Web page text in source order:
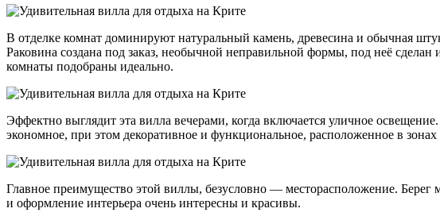
В отделке комнат доминируют натуральный камень, древесина и обычная
Раковина создана под заказ, необычной неправильной формы, под неё
комнаты подобраны идеально.
Эффектно выглядит эта вилла вечерами, когда включается уличное
экономное, при этом декоративное и функциональное, расположенное в
Главное преимущество этой виллы, безусловно — месторасположение.
и оформление интерьера очень интересны и красивы.